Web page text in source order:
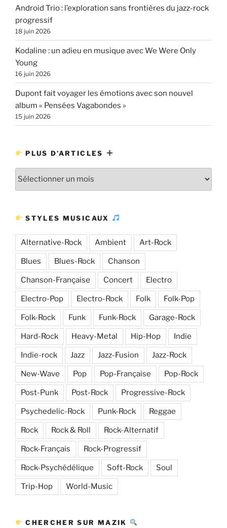
Android Trio : l’exploration sans frontières du jazz-rock
progressif
18 juin 2026
Kodaline : un adieu en musique avec We Were Only
Young
16 juin 2026
Dupont fait voyager les émotions avec son nouvel
album « Pensées Vagabondes »
15 juin 2026
PLUS D’ARTICLES
STYLES MUSICAUX
Alternative-Rock Ambient Art-Rock
Blues Blues-Rock Chanson
Chanson-Française Concert Electro
Electro-Pop Electro-Rock Folk Folk-Pop
Folk-Rock Funk Funk-Rock Garage-Rock
Hard-Rock Heavy-Metal Hip-Hop Indie
Indie-rock Jazz Jazz-Fusion Jazz-Rock
New-Wave Pop Pop-Française Pop-Rock
Post-Punk Post-Rock Progressive-Rock
Psychedelic-Rock Punk-Rock Reggae
Rock Rock & Roll Rock-Alternatif
Rock-Français Rock-Progressif
Rock-Psychédélique Soft-Rock Soul
Trip-Hop World-Music
CHERCHER SUR MAZIK